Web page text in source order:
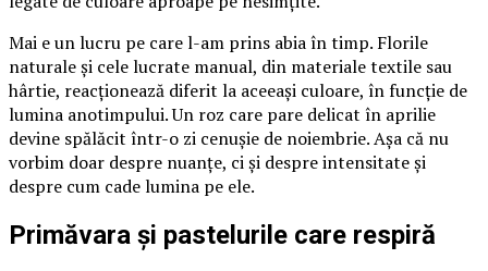
Mai e un lucru pe care l-am prins abia în timp. Florile
naturale și cele lucrate manual, din materiale textile sau
hârtie, reacționează diferit la aceeași culoare, în funcție de
lumina anotimpului. Un roz care pare delicat în aprilie
devine spălăcit într-o zi cenușie de noiembrie. Așa că nu
vorbim doar despre nuanțe, ci și despre intensitate și
despre cum cade lumina pe ele.
Primăvara și pastelurile care respiră